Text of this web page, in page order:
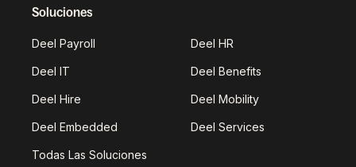
Soluciones
Deel Payroll Deel HR
Deel IT Deel Benefits
Deel Hire Deel Mobility
Deel Embedded Deel Services
Todas Las Soluciones